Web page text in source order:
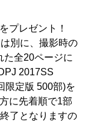
プレゼント！
別に、撮影時の
た全20ページに
2017SS
限定版 500部)を
に先着順で1部
了となりますの